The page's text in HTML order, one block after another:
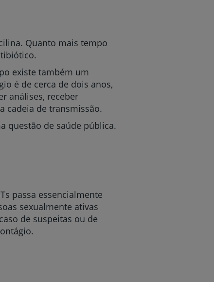
Quanto mais tempo
existe também um
é de cerca de dois anos,
análises, receber
cadeia de transmissão.
questão de saúde pública.
passa essencialmente
sexualmente ativas
de suspeitas ou de